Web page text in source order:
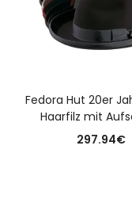
Fedora Hut 20er
Haarfilz mit
297.94€